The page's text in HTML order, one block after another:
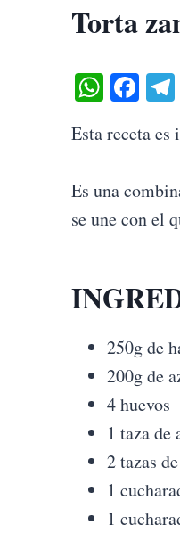
Torta
W
ha
ts
pp
Fa
ce
bo
Esta receta
Es una
se une con el
250g de
200g de
4 huevos
1 taza de
2 tazas
1
1